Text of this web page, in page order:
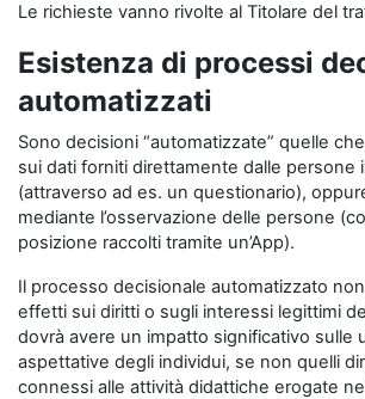
Le richieste vanno rivolte al Titolare del
Esistenza di processi
automatizzati
Sono decisioni “automatizzate” quelle
sui dati forniti direttamente dalle persone
(attraverso ad es. un questionario),
mediante l’osservazione delle persone
posizione raccolti tramite un’App).
Il processo decisionale automatizzato
effetti sui diritti o sugli interessi legittimi
dovrà avere un impatto significativo sulle
aspettative degli individui, se non quelli
connessi alle attività didattiche erogate